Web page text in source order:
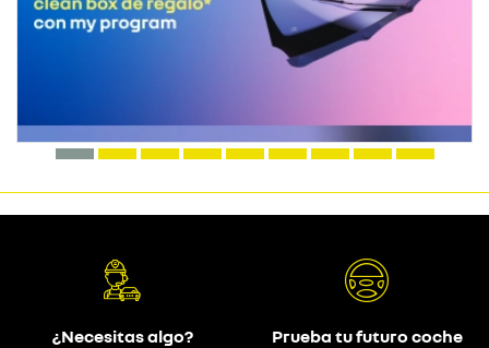
¿Necesitas algo?
Prueba tu futuro coche